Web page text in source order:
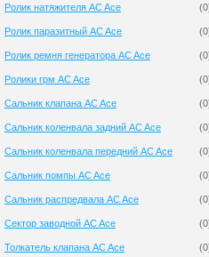
Ролик натяжителя AC Ace (0
Ролик паразитный AC Ace (0
Ролик ремня генератора AC Ace (0
Ролики грм AC Ace (0
Сальник клапана AC Ace (0
Сальник коленвала задний AC Ace (0
Сальник коленвала передний AC Ace (0
Сальник помпы AC Ace (0
Сальник распредвала AC Ace (0
Сектор заводной AC Ace (0
Толкатель клапана AC Ace (0